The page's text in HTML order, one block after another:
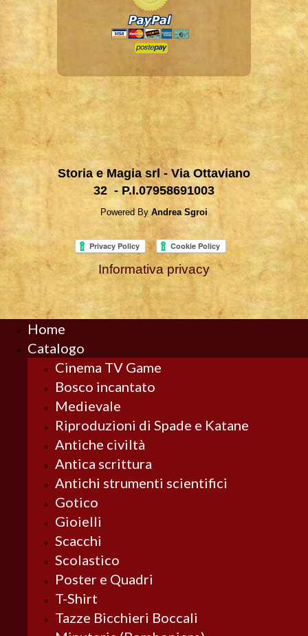
Storia e Magia srl - Via Ottaviano
32 - P.I.07958691003
Powered By Andrea Sgroi
Informativa privacy
Home
Catalogo
Cinema TV Game
Bosco incantato
Medievale
Riproduzioni di Spade e Katane
Antiche civiltà
Antica scrittura
Antichi strumenti scientifici
Gotico
Gioielli
Scacchi
Scolastico
Poster e Quadri
T-Shirt
Tazze Bicchieri Boccali